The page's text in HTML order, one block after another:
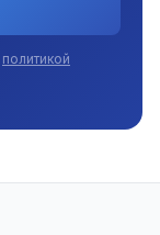
политикой